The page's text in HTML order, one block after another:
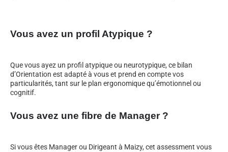
Vous avez un profil Atypique ?
Que vous ayez un profil atypique ou neurotypique, ce bilan
d’Orientation est adapté à vous et prend en compte vos
particularités, tant sur le plan ergonomique qu’émotionnel ou
cognitif.
Vous avez une fibre de Manager ?
Si vous êtes Manager ou Dirigeant à Maizy, cet assessment vous